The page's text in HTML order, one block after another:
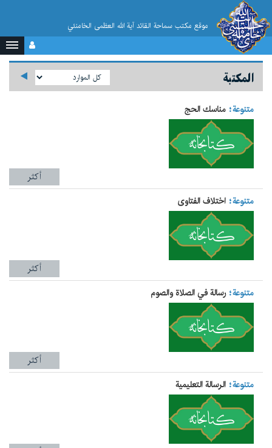
موقع مکتب سماحة القائد آية الله العظمى الخامنئي
المكتبة
متنوعة مناسك الحج
أكثر
متنوعة اختلاف الفتاوى
أكثر
متنوعة رسالة في الصلاة والصوم
أكثر
متنوعة الرسالة التعليمية